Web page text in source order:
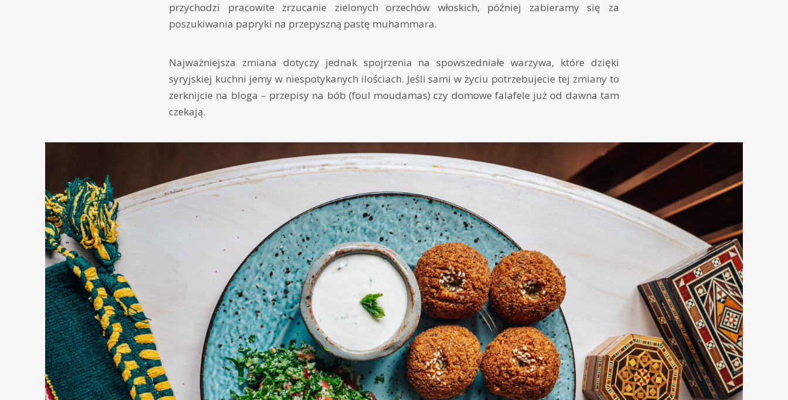
przychodzi pracowite zrzucanie zielonych orzechów włoskich, później zabieramy się za
poszukiwania papryki na przepyszną pastę muhammara.
Najważniejsza zmiana dotyczy jednak spojrzenia na spowszedniałe warzywa, które dzięki
syryjskiej kuchni jemy w niespotykanych ilościach. Jeśli sami w życiu potrzebujecie tej zmiany to
zerknijcie na bloga – przepisy na bób (foul moudamas) czy domowe falafele już od dawna tam
czekają.